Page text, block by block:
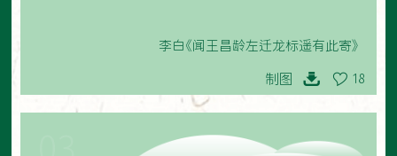
李白《闻王昌龄左迁龙标遥有此寄》
制图 18